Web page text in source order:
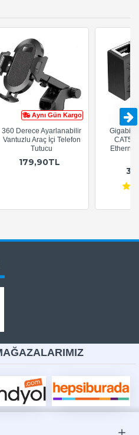
Aynı Gün Kargo
360 Derece Ayarlanabilir
Vantuzlu Araç İçi Telefon
Tutucu
179,90TL
Gigabit
CAT5e